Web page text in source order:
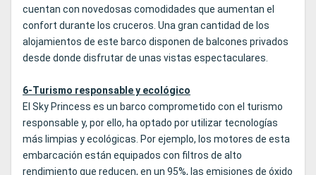
cuentan con novedosas comodidades que aumentan el
confort durante los cruceros. Una gran cantidad de los
alojamientos de este barco disponen de balcones privados
desde donde disfrutar de unas vistas espectaculares.
6-Turismo responsable y ecológico
El Sky Princess es un barco comprometido con el turismo
responsable y, por ello, ha optado por utilizar tecnologías
más limpias y ecológicas. Por ejemplo, los motores de esta
embarcación están equipados con filtros de alto
rendimiento que reducen, en un 95%, las emisiones de óxido